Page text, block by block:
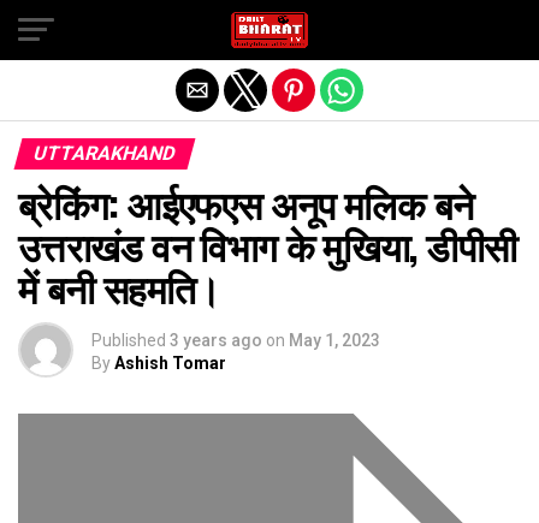
UTTARAKHAND
ब्रेकिंग: आईएफएस अनूप मलिक बने
उत्तराखंड वन विभाग के मुखिया, डीपीसी
में बनी सहमति।
Published 3 years ago on May 1, 2023
ByAshish Tomar
Exit mobile version